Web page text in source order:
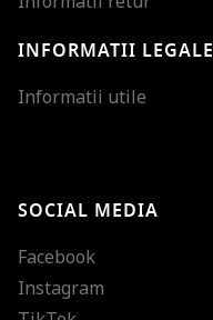
INFORMATII LEGALE
Informatii utile
SOCIAL MEDIA
Facebook
Instagram